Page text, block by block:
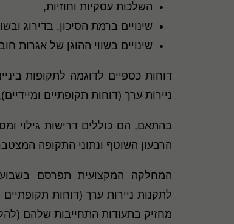
השלכות עסקיות וחוזיות,
שינויים ברמת הסיכון, בדירוג
שינויים בשווי ההוגן של אגרות
ניירות ערך (דוחות תקופתיים ומיידיים),
הרבעון השוטף ונתוני התקופה
המחלקה המקצועית תפרסם
מחזיק בתעודות התחייבות שלהם